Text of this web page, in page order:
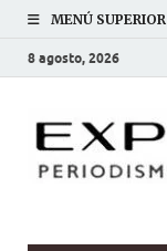
MENÚ SUPERIOR
8 agosto, 2026